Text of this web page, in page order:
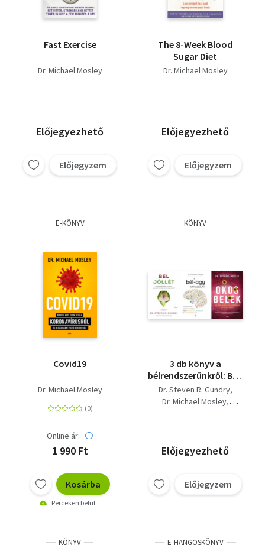
Fast Exercise
Dr. Michael Mosley
Előjegyezhető
Előjegyzem
The 8-Week Blood
Sugar Diet
Dr. Michael Mosley
Előjegyezhető
Előjegyzem
E-KÖNYV
Covid19
Dr. Michael Mosley
Online ár:
1 990 Ft
Kosárba
Perceken belül
KÖNYV
3 db könyv a
bélrendszerünkről: Bél-
jóllét - Gyógyító
étrend a fizikai,
bélflórához vezető
étrend + A bél-agy
testünkön belüli
rejtett kommunikáció
Dr. Steven R. Gundry
Dr. Michael Mosley
Előjegyezhető
Előjegyzem
KÖNYV E-HANGOSKÖNYV